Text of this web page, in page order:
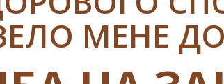
МЕНЕ ДО